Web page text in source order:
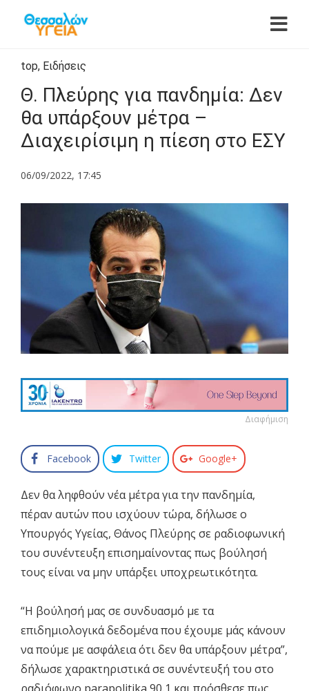
top, Ειδήσεις
Θ. Πλεύρης για πανδημία: Δεν
θα υπάρξουν μέτρα –
Διαχειρίσιμη η πίεση στο ΕΣΥ
06/09/2022, 17:45
Διαφήμιση
Facebook Twitter Google+
Δεν θα ληφθούν νέα μέτρα για την πανδημία,
πέραν αυτών που ισχύουν τώρα, δήλωσε ο
Υπουργός Υγείας, Θάνος Πλεύρης σε ραδιοφωνική
του συνέντευξη επισημαίνοντας πως βούλησή
τους είναι να μην υπάρξει υποχρεωτικότητα.
“Η βούλησή μας σε συνδυασμό με τα
επιδημιολογικά δεδομένα που έχουμε μάς κάνουν
να πούμε με ασφάλεια ότι δεν θα υπάρξουν μέτρα”,
δήλωσε χαρακτηριστικά σε συνέντευξή του στο